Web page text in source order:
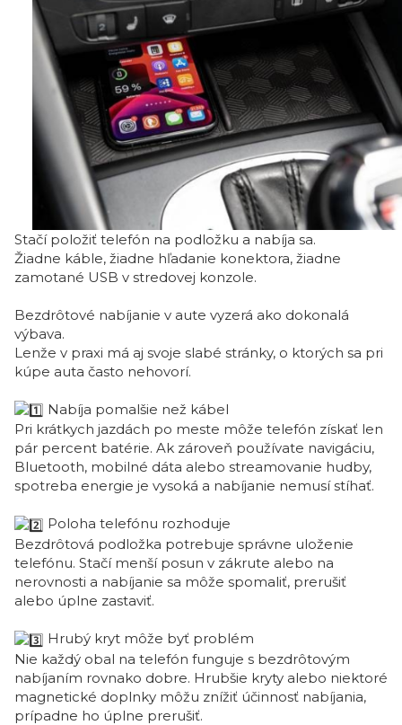
Stačí položiť telefón na podložku a nabíja sa.
Žiadne káble, žiadne hľadanie konektora, žiadne
zamotané USB v stredovej konzole.
Bezdrôtové nabíjanie v aute vyzerá ako dokonalá
výbava.
Lenže v praxi má aj svoje slabé stránky, o ktorých sa pri
kúpe auta často nehovorí.
Nabíja pomalšie než kábel
Pri krátkych jazdách po meste môže telefón získať len
pár percent batérie. Ak zároveň používate navigáciu,
Bluetooth, mobilné dáta alebo streamovanie hudby,
spotreba energie je vysoká a nabíjanie nemusí stíhať.
Poloha telefónu rozhoduje
Bezdrôtová podložka potrebuje správne uloženie
telefónu. Stačí menší posun v zákrute alebo na
nerovnosti a nabíjanie sa môže spomaliť, prerušiť
alebo úplne zastaviť.
Hrubý kryt môže byť problém
Nie každý obal na telefón funguje s bezdrôtovým
nabíjaním rovnako dobre. Hrubšie kryty alebo niektoré
magnetické doplnky môžu znížiť účinnosť nabíjania,
prípadne ho úplne prerušiť.